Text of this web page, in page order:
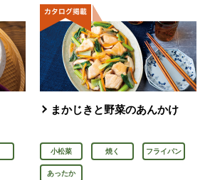
まかじきと野菜のあんかけ
小松菜 焼く フライパン
あったか